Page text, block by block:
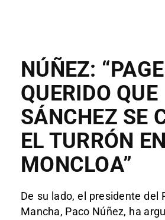
NÚÑEZ:
QUERIDO QUE
SÁNCHEZ SE
EL TURRÓN EN
MONCLOA”
De su lado, el presidente del
Mancha, Paco Núñez, ha